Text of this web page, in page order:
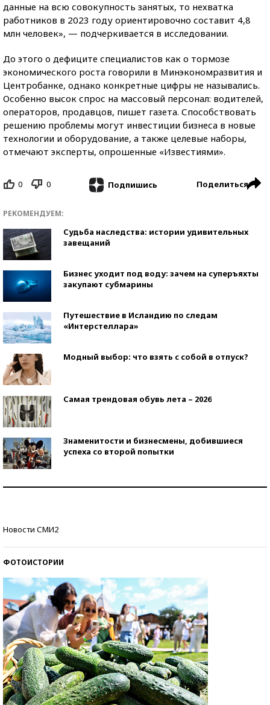
данные на всю совокупность занятых, то нехватка
работников в 2023 году ориентировочно составит 4,8
млн человек», — подчеркивается в исследовании.
До этого о дефиците специалистов как о тормозе
экономического роста говорили в Минэкономразвития и
Центробанке, однако конкретные цифры не назывались.
Особенно высок спрос на массовый персонал: водителей,
операторов, продавцов, пишет газета. Способствовать
решению проблемы могут инвестиции бизнеса в новые
технологии и оборудование, а также целевые наборы,
отмечают эксперты, опрошенные «Известиями».
0 0 Подпишись Поделиться
РЕКОМЕНДУЕМ:
Судьба наследства: истории удивительных
завещаний
Бизнес уходит под воду: зачем на суперъяхты
закупают субмарины
Путешествие в Исландию по следам
«Интерстеллара»
Модный выбор: что взять с собой в отпуск?
Самая трендовая обувь лета – 2026
Знаменитости и бизнесмены, добившиеся
успеха со второй попытки
Новости СМИ2
ФОТОИСТОРИИ